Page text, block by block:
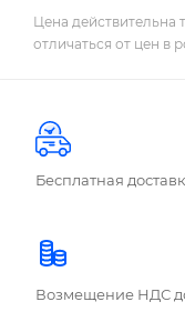
Цена действительна
отличаться от цен в
Бесплатная
Возмещение НДС